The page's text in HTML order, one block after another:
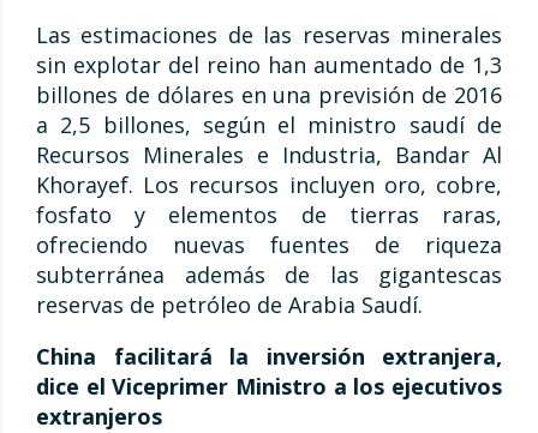
Las estimaciones de las reservas minerales
sin explotar del reino han aumentado de 1,3
billones de dólares en una previsión de 2016
a 2,5 billones, según el ministro saudí de
Recursos Minerales e Industria, Bandar Al
Khorayef. Los recursos incluyen oro, cobre,
fosfato y elementos de tierras raras,
ofreciendo nuevas fuentes de riqueza
subterránea además de las gigantescas
reservas de petróleo de Arabia Saudí.
China facilitará la inversión extranjera,
dice el Viceprimer Ministro a los ejecutivos
extranjeros